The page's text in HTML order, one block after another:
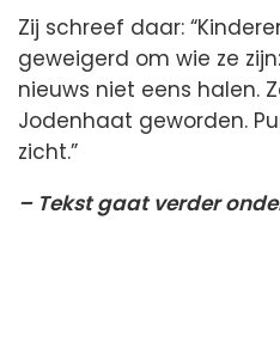
Zij schreef daar:
geweigerd om wie ze
nieuws niet eens halen.
Jodenhaat geworden.
zicht.”
– Tekst gaat verder